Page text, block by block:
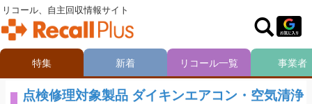
点検修理対象製品 ダイキンエアコン・空気清浄
リコール、自主回収情報サイト
特集 新着 リコール一覧 事業者